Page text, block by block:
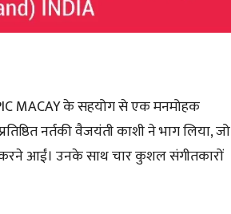
MACAY के सहयोग से एक मनमोहक
नर्तकी वैजयंती काशी ने भाग लिया, जो
आईं। उनके साथ चार कुशल संगीतकारों